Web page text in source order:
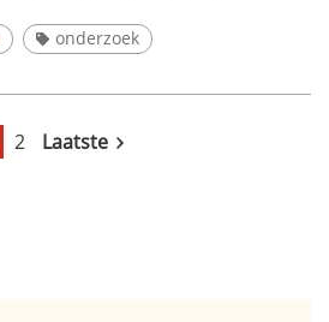
onderzoek
Pagina
2
Laatste
Laatste